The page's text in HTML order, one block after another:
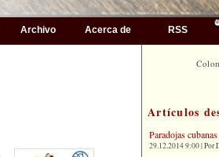
Archivo Acerca de RSS
Artículos
Paradojas cubanas
29.12.2014 9:00 | Por